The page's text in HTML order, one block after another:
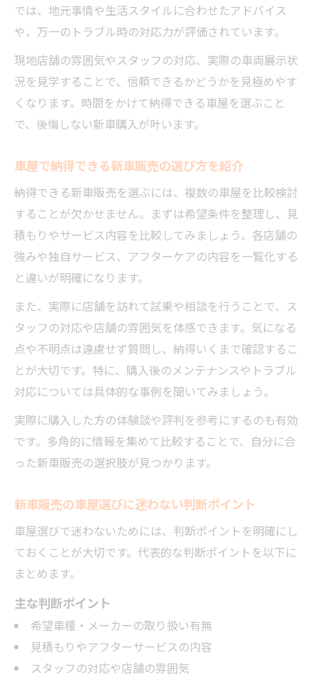
では、地元事情や生活スタイルに合わせたアドバイス
や、万一のトラブル時の対応力が評価されています。
現地店舗の雰囲気やスタッフの対応、実際の車両展示状
況を見学することで、信頼できるかどうかを見極めやす
くなります。時間をかけて納得できる車屋を選ぶこと
で、後悔しない新車購入が叶います。
車屋で納得できる新車販売の選び方を紹介
納得できる新車販売を選ぶには、複数の車屋を比較検討
することが欠かせません。まずは希望条件を整理し、見
積もりやサービス内容を比較してみましょう。各店舗の
強みや独自サービス、アフターケアの内容を一覧化する
と違いが明確になります。
また、実際に店舗を訪れて試乗や相談を行うことで、ス
タッフの対応や店舗の雰囲気を体感できます。気になる
点や不明点は遠慮せず質問し、納得いくまで確認するこ
とが大切です。特に、購入後のメンテナンスやトラブル
対応については具体的な事例を聞いてみましょう。
実際に購入した方の体験談や評判を参考にするのも有効
です。多角的に情報を集めて比較することで、自分に合
った新車販売の選択肢が見つかります。
新車販売の車屋選びに迷わない判断ポイント
車屋選びで迷わないためには、判断ポイントを明確にし
ておくことが大切です。代表的な判断ポイントを以下に
まとめます。
主な判断ポイント
希望車種・メーカーの取り扱い有無
見積もりやアフターサービスの内容
スタッフの対応や店舗の雰囲気